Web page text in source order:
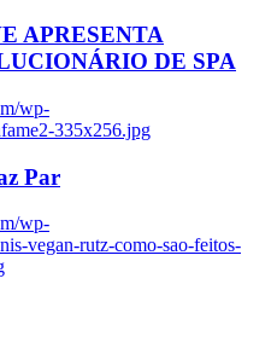
APRESENTA
DE SPA
wp-
335x256.jpg
Par
wp-
vegan-rutz-como-sao-feitos-